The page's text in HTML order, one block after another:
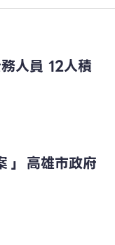
人員 12人積
」 高雄市政府